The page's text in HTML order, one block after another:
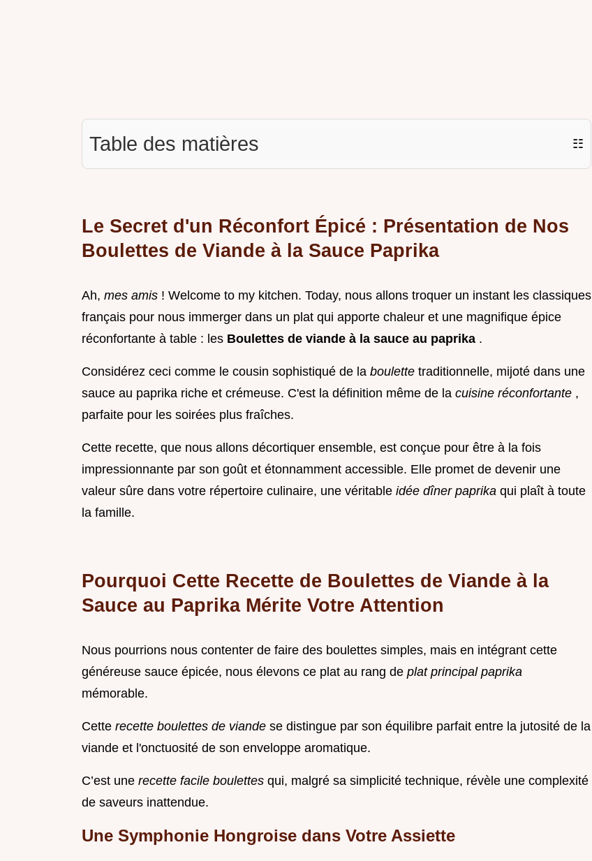
Table des matières ☷
Le Secret d'un Réconfort Épicé : Présentation de Nos
Boulettes de Viande à la Sauce Paprika
Ah, mes amis ! Welcome to my kitchen. Today, nous allons troquer un instant les classiques
français pour nous immerger dans un plat qui apporte chaleur et une magnifique épice
réconfortante à table : les Boulettes de viande à la sauce au paprika .
Considérez ceci comme le cousin sophistiqué de la boulette traditionnelle, mijoté dans une
sauce au paprika riche et crémeuse. C'est la définition même de la cuisine réconfortante ,
parfaite pour les soirées plus fraîches.
Cette recette, que nous allons décortiquer ensemble, est conçue pour être à la fois
impressionnante par son goût et étonnamment accessible. Elle promet de devenir une
valeur sûre dans votre répertoire culinaire, une véritable idée dîner paprika qui plaît à toute
la famille.
Pourquoi Cette Recette de Boulettes de Viande à la
Sauce au Paprika Mérite Votre Attention
Nous pourrions nous contenter de faire des boulettes simples, mais en intégrant cette
généreuse sauce épicée, nous élevons ce plat au rang de plat principal paprika
mémorable.
Cette recette boulettes de viande se distingue par son équilibre parfait entre la jutosité de la
viande et l'onctuosité de son enveloppe aromatique.
C’est une recette facile boulettes qui, malgré sa simplicité technique, révèle une complexité
de saveurs inattendue.
Une Symphonie Hongroise dans Votre Assiette